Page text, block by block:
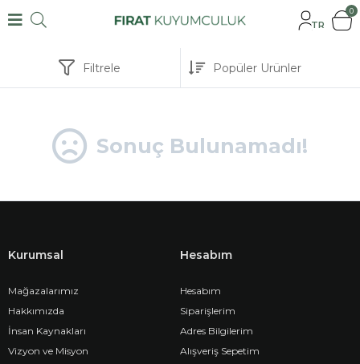
TR
0
Filtrele
Sonuç Bulunamadı!
Kurumsal
Mağazalarımız
Hakkımızda
İnsan Kaynakları
Vizyon ve Misyon
Hesabım
Hesabım
Siparişlerim
Adres Bilgilerim
Alışveriş Sepetim